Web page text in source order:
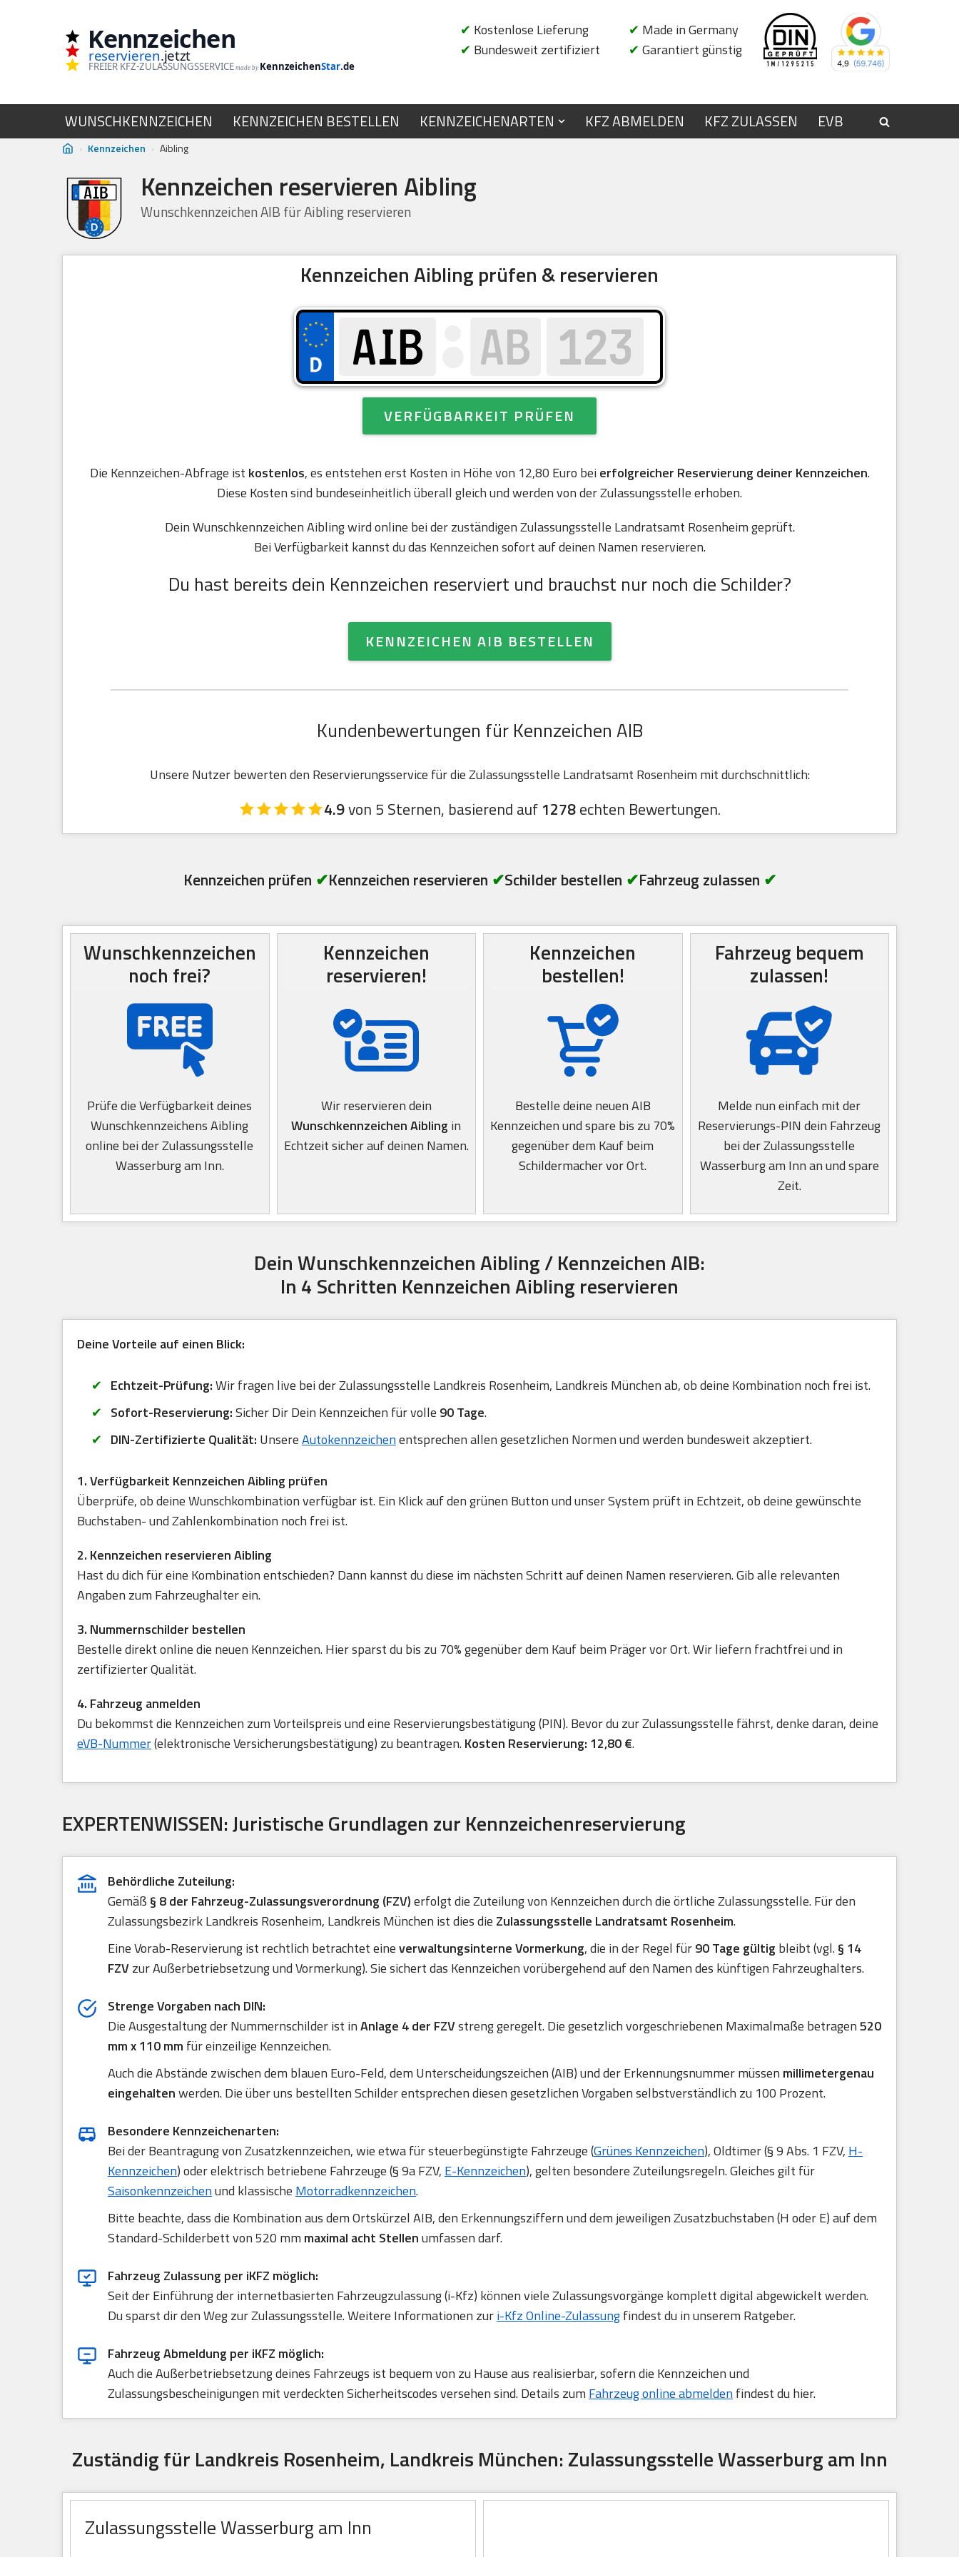
Kennzeichen
reservieren.jetzt
FREIER KFZ-ZULASSUNGSSERVICE made by KennzeichenStar.de
✔ Kostenlose Lieferung
✔ Bundesweit zertifiziert
✔ Made in Germany
✔ Garantiert günstig
WUNSCHKENNZEICHEN KENNZEICHEN BESTELLEN KENNZEICHENARTEN KFZ ABMELDEN KFZ ZULASSEN EVB
› Kennzeichen › Aibling
Kennzeichen reservieren Aibling
Wunschkennzeichen AIB für Aibling reservieren
Kennzeichen Aibling prüfen & reservieren
VERFÜGBARKEIT PRÜFEN
Die Kennzeichen-Abfrage ist kostenlos, es entstehen erst Kosten in Höhe von 12,80 Euro beierfolgreicher Reservierung deiner Kennzeichen.
Diese Kosten sind bundeseinheitlich überall gleich und werden von der Zulassungsstelle erhoben.
Dein Wunschkennzeichen Aibling wird online bei der zuständigen Zulassungsstelle Landratsamt Rosenheim geprüft.
Bei Verfügbarkeit kannst du das Kennzeichen sofort auf deinen Namen reservieren.
Du hast bereits dein Kennzeichen reserviert und brauchst nur noch die Schilder?
KENNZEICHEN AIB BESTELLEN
Kundenbewertungen für Kennzeichen AIB
Unsere Nutzer bewerten den Reservierungsservice für die Zulassungsstelle Landratsamt Rosenheim mit durchschnittlich:
4.9von 5 Sternen, basierend auf1278echten Bewertungen.
Kennzeichen prüfen ✔Kennzeichen reservieren ✔Schilder bestellen ✔Fahrzeug zulassen ✔
Wunschkennzeichen
noch frei?
Prüfe die Verfügbarkeit deines
Wunschkennzeichens Aibling
online bei der Zulassungsstelle
Wasserburg am Inn.
Kennzeichen
reservieren!
Wir reservieren dein
Wunschkennzeichen Aibling in
Echtzeit sicher auf deinen Namen.
Kennzeichen
bestellen!
Bestelle deine neuen AIB
Kennzeichen und spare bis zu 70%
gegenüber dem Kauf beim
Schildermacher vor Ort.
Fahrzeug bequem
zulassen!
Melde nun einfach mit der
Reservierungs-PIN dein Fahrzeug
bei der Zulassungsstelle
Wasserburg am Inn an und spare
Zeit.
Dein Wunschkennzeichen Aibling / Kennzeichen AIB:
In 4 Schritten Kennzeichen Aibling reservieren
Deine Vorteile auf einen Blick:
Echtzeit-Prüfung:Wir fragen live bei der Zulassungsstelle Landkreis Rosenheim, Landkreis München ab, ob deine Kombination noch frei ist.
Sofort-Reservierung:Sicher Dir Dein Kennzeichen für volle 90 Tage.
DIN-Zertifizierte Qualität: UnsereAutokennzeichenentsprechen allen gesetzlichen Normen und werden bundesweit akzeptiert.
1. Verfügbarkeit Kennzeichen Aibling prüfen
Überprüfe, ob deine Wunschkombination verfügbar ist. Ein Klick auf den grünen Button und unser System prüft in Echtzeit, ob deine gewünschte
Buchstaben- und Zahlenkombination noch frei ist.
2. Kennzeichen reservieren Aibling
Hast du dich für eine Kombination entschieden? Dann kannst du diese im nächsten Schritt auf deinen Namen reservieren. Gib alle relevanten
Angaben zum Fahrzeughalter ein.
3. Nummernschilder bestellen
Bestelle direkt online die neuen Kennzeichen. Hier sparst du bis zu 70% gegenüber dem Kauf beim Präger vor Ort. Wir liefern frachtfrei und in
zertifizierter Qualität.
4. Fahrzeug anmelden
Du bekommst die Kennzeichen zum Vorteilspreis und eine Reservierungsbestätigung (PIN). Bevor du zur Zulassungsstelle fährst, denke daran, deine
eVB-Nummer(elektronische Versicherungsbestätigung) zu beantragen.Kosten Reservierung: 12,80 €.
EXPERTENWISSEN: Juristische Grundlagen zur Kennzeichenreservierung
Behördliche Zuteilung:
Gemäß § 8 der Fahrzeug-Zulassungsverordnung (FZV)erfolgt die Zuteilung von Kennzeichen durch die örtliche Zulassungsstelle. Für den
Zulassungsbezirk Landkreis Rosenheim, Landkreis München ist dies die Zulassungsstelle Landratsamt Rosenheim.
Eine Vorab-Reservierung ist rechtlich betrachtet eineverwaltungsinterne Vormerkung, die in der Regel für90 Tage gültig bleibt (vgl.§ 14
FZVzur Außerbetriebsetzung und Vormerkung). Sie sichert das Kennzeichen vorübergehend auf den Namen des künftigen Fahrzeughalters.
Strenge Vorgaben nach DIN:
Die Ausgestaltung der Nummernschilder ist inAnlage 4 der FZVstreng geregelt. Die gesetzlich vorgeschriebenen Maximalmaße betragen520
mm x 110 mm für einzeilige Kennzeichen.
Auch die Abstände zwischen dem blauen Euro-Feld, dem Unterscheidungszeichen (AIB) und der Erkennungsnummer müssen millimetergenau
eingehaltenwerden. Die über uns bestellten Schilder entsprechen diesen gesetzlichen Vorgaben selbstverständlich zu 100 Prozent.
Besondere Kennzeichenarten:
Bei der Beantragung von Zusatzkennzeichen, wie etwa für steuerbegünstigte Fahrzeuge (Grünes Kennzeichen), Oldtimer (§ 9 Abs. 1 FZV, H-
Kennzeichen) oder elektrisch betriebene Fahrzeuge (§ 9a FZV, E-Kennzeichen), gelten besondere Zuteilungsregeln. Gleiches gilt für
Saisonkennzeichenund klassische Motorradkennzeichen.
Bitte beachte, dass die Kombination aus dem Ortskürzel AIB, den Erkennungsziffern und dem jeweiligen Zusatzbuchstaben (H oder E) auf dem
Standard-Schilderbett von 520 mm maximal acht Stellenumfassen darf.
Fahrzeug Zulassung per iKFZ möglich:
Seit der Einführung der internetbasierten Fahrzeugzulassung (i-Kfz) können viele Zulassungsvorgänge komplett digital abgewickelt werden.
Du sparst dir den Weg zur Zulassungsstelle. Weitere Informationen zuri-Kfz Online-Zulassungfindest du in unserem Ratgeber.
Fahrzeug Abmeldung per iKFZ möglich:
Auch die Außerbetriebsetzung deines Fahrzeugs ist bequem von zu Hause aus realisierbar, sofern die Kennzeichen und
Zulassungsbescheinigungen mit verdeckten Sicherheitscodes versehen sind. Details zum Fahrzeug online abmeldenfindest du hier.
Zuständig für Landkreis Rosenheim, Landkreis München: Zulassungsstelle Wasserburg am Inn
Zulassungsstelle Wasserburg am Inn